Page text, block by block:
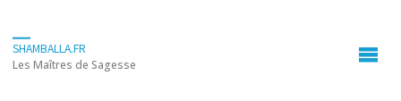
SHAMBALLA.FR
Les Maîtres de Sagesse